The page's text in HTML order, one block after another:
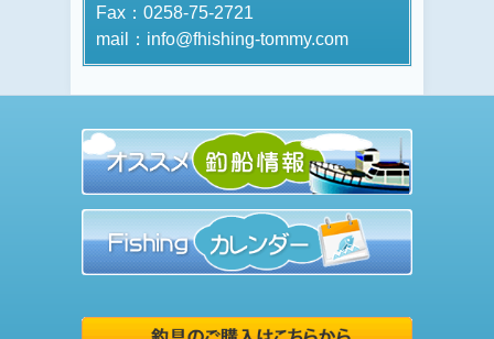
Fax：0258-75-2721
mail：info@fhishing-tommy.com